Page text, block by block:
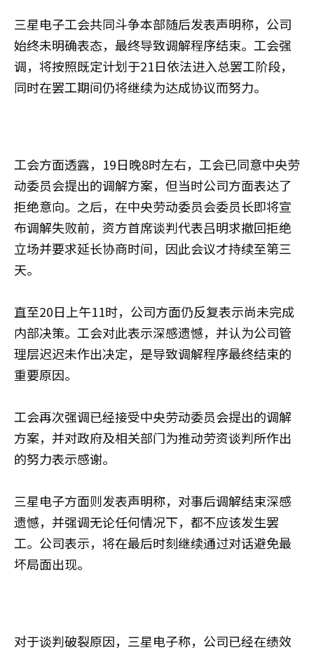
三星电子工会共同斗争本部随后发表声明称，公司
始终未明确表态，最终导致调解程序结束。工会强
调，将按照既定计划于21日依法进入总罢工阶段，
同时在罢工期间仍将继续为达成协议而努力。
工会方面透露，19日晚8时左右，工会已同意中央劳
动委员会提出的调解方案，但当时公司方面表达了
拒绝意向。之后，在中央劳动委员会委员长即将宣
布调解失败前，资方首席谈判代表吕明求撤回拒绝
立场并要求延长协商时间，因此会议才持续至第三
天。
直至20日上午11时，公司方面仍反复表示尚未完成
内部决策。工会对此表示深感遗憾，并认为公司管
理层迟迟未作出决定，是导致调解程序最终结束的
重要原因。
工会再次强调已经接受中央劳动委员会提出的调解
方案，并对政府及相关部门为推动劳资谈判所作出
的努力表示感谢。
三星电子方面则发表声明称，对事后调解结束深感
遗憾，并强调无论任何情况下，都不应该发生罢
工。公司表示，将在最后时刻继续通过对话避免最
坏局面出现。
对于谈判破裂原因，三星电子称，公司已经在绩效